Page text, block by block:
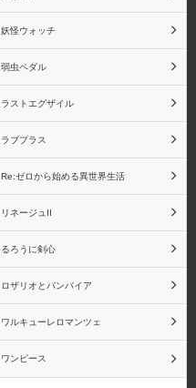
グッドスマイルカンパニ
G.E.M.
妖怪ウォッチ
弱虫ペダル
ラストエグザイル
ラブプラス
Re:ゼロから始める異世界生活
リネージュII
るろうに剣心
ロザリオとバンパイア
ワルキューレロマンツェ
ワンピース